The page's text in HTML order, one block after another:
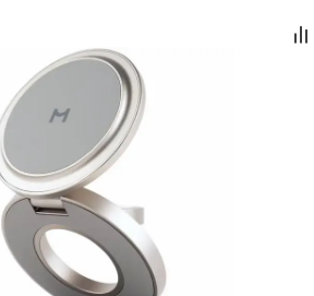
GT
Pro
SE
11
12
Mini